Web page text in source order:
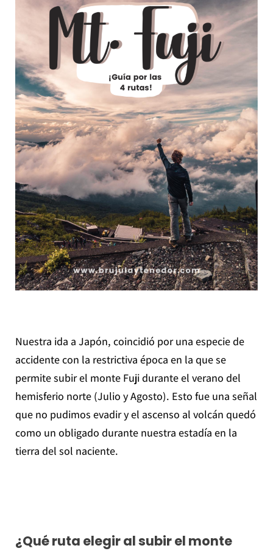
Nuestra ida a Japón, coincidió por una especie de
accidente con la restrictiva época en la que se
permite subir el monte Fuji durante el verano del
hemisferio norte (Julio y Agosto). Esto fue una señal
que no pudimos evadir y el ascenso al volcán quedó
como un obligado durante nuestra estadía en la
tierra del sol naciente.
¿Qué ruta elegir al subir el monte